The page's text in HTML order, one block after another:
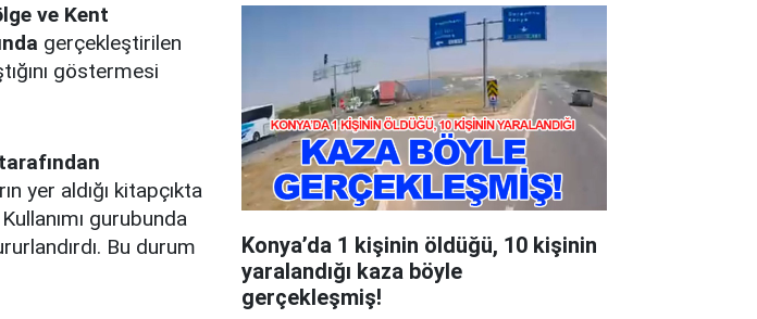
ve Kent
gerçekleştirilen
göstermesi
yer aldığı kitapçıkta
gurubunda
Bu durum
Konya’da 1 kişinin öldüğü, 10 kişinin
yaralandığı kaza böyle
gerçekleşmiş!